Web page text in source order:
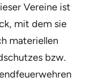
Vereine ist
mit dem sie
materiellen
bzw.